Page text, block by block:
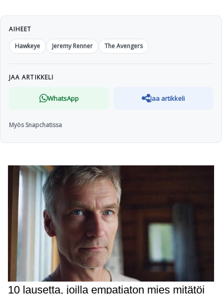
AIHEET
Hawkeye
Jeremy Renner The Avengers
JAA ARTIKKELI
WhatsApp Jaa artikkeli
Myös Snapchatissa